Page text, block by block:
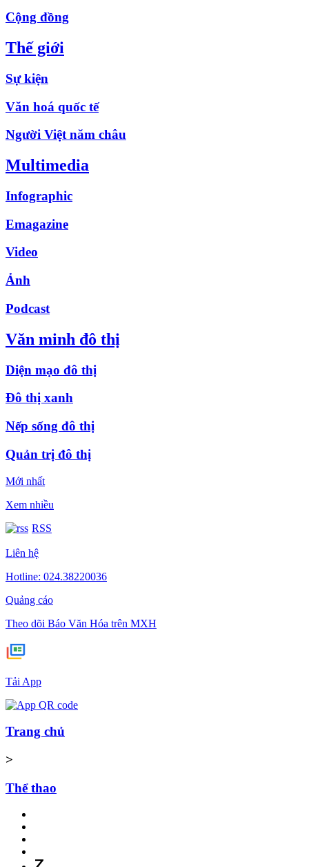
Cộng đồng
Thế giới
Sự kiện
Văn hoá quốc tế
Người Việt năm châu
Multimedia
Infographic
Emagazine
Video
Ảnh
Podcast
Văn minh đô thị
Diện mạo đô thị
Đô thị xanh
Nếp sống đô thị
Quản trị đô thị
Mới nhất
Xem nhiều
RSS
Liên hệ
Hotline: 024.38220036
Quảng cáo
Theo dõi Báo Văn Hóa trên MXH
Tải App
Trang chủ
>
Thể thao